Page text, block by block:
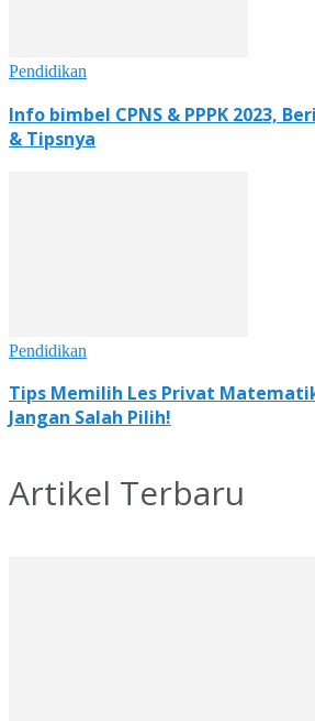
Pendidikan
Info bimbel CPNS & PPPK 2023,
& Tipsnya
Pendidikan
Tips Memilih Les Privat
Jangan Salah Pilih!
Artikel Terbaru